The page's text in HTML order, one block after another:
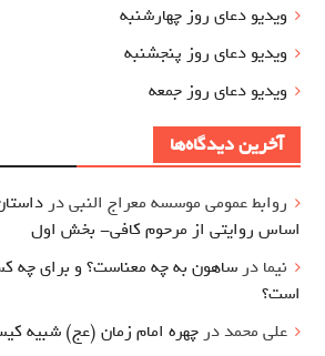
ویدیو دعای روز چهارشنبه
ویدیو دعای روز پنجشنبه
ویدیو دعای روز جمعه
آخرین دیدگاه‌ها
روابط عمومی موسسه معراج النبیدر
اساس روایتی از مرحوم کافی- بخش اول
نیما در ساهون به چه معناست؟ و برای چه
است؟
علی محمددر چهره امام زمان (عج) شبیه